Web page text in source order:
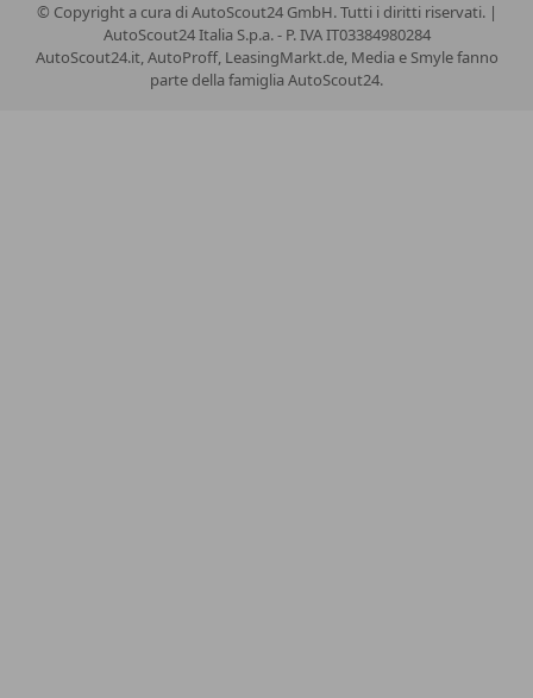
© Copyrighta cura di AutoScout24 GmbH. Tutti i diritti riservati. |
AutoScout24 Italia S.p.a. - P. IVA IT03384980284
AutoScout24.it, AutoProff, LeasingMarkt.de, Media e Smyle fanno
parte della famiglia AutoScout24.